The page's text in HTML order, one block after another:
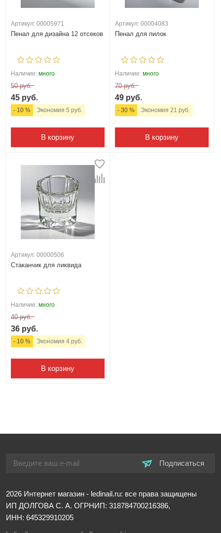
Артикул: 00005971
Пенал для дизайна 12 отсеков
Наличие: много
50 руб.
45 руб.
- 10 % Экономия 5 руб.
В корзину
Артикул: 00004083
Пенал для пилок
Наличие: много
70 руб.
49 руб.
- 30 % Экономия 21 руб.
В корзину
Артикул: 00000506
Стаканчик для ликвида
Наличие: много
40 руб.
36 руб.
- 10 % Экономия 4 руб.
В корзину
Подписаться
2026 Интернет магазин - ledinail.ru: все права защищены
ИП ДОЛГОВА С. А. ОГРНИП: 318784700216386,
ИНН: 645329910205